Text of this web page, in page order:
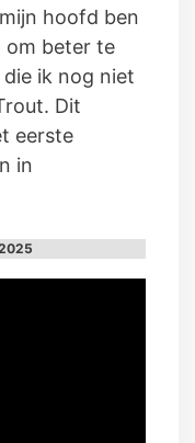
hoofd ben
om beter te
ik nog niet
Dit
eerste
in